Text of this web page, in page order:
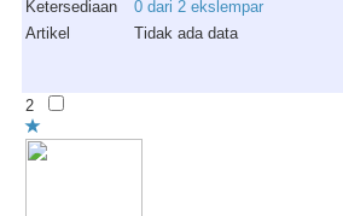
Ketersediaan
0 dari 2 ekslempar
Artikel
Tidak ada data
2